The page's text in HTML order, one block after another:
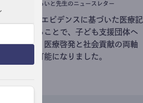
ふらいと先生のニュースレター
theLetterでエビデンスに基づいた医療記
事を執筆することで、子ども支援団体へ
寄付など、医療啓発と社会貢献の両軸
での活動が可能になりました。